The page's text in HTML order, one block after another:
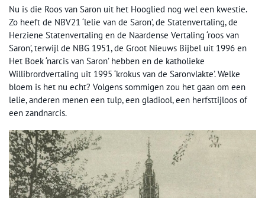
Nu is die Roos van Saron uit het Hooglied nog wel een kwestie.
Zo heeft de NBV21 ‘lelie van de Saron’, de Statenvertaling, de
Herziene Statenvertaling en de Naardense Vertaling ‘roos van
Saron’, terwijl de NBG 1951, de Groot Nieuws Bijbel uit 1996 en
Het Boek ‘narcis van Saron’ hebben en de katholieke
Willibrordvertaling uit 1995 ‘krokus van de Saronvlakte’. Welke
bloem is het nu echt? Volgens sommigen zou het gaan om een
lelie, anderen menen een tulp, een gladiool, een herfsttijloos of
een zandnarcis.